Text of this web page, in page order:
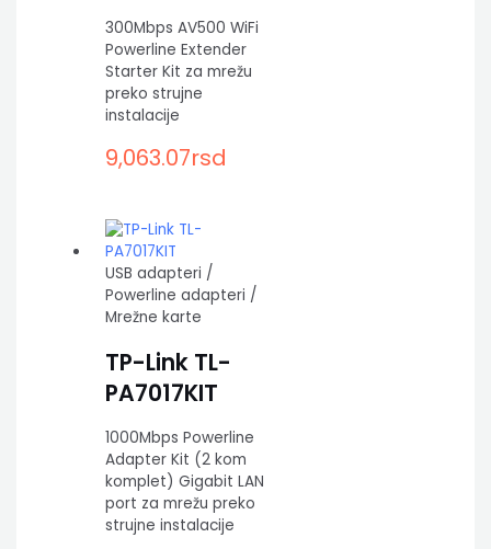
300Mbps AV500 WiFi
Powerline Extender
Starter Kit za mrežu
preko strujne
instalacije
9,063.07rsd
USB adapteri /
Powerline adapteri /
Mrežne karte
TP-Link TL-
PA7017KIT
1000Mbps Powerline
Adapter Kit (2 kom
komplet) Gigabit LAN
port za mrežu preko
strujne instalacije